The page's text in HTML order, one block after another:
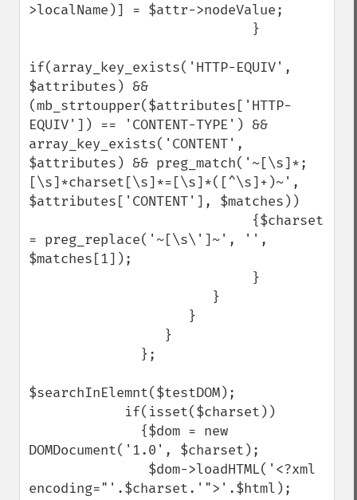
>localName)] = $attr->nodeValue;
if(array_key_exists('HTTP-EQUIV',
$attributes) &&
(mb_strtoupper($attributes['HTTP-
EQUIV']) == 'CONTENT-TYPE') &&
array_key_exists('CONTENT',
$attributes) && preg_match('~[\s]*;
[\s]*charset[\s]*=[\s]*([^\s]+)~',
$attributes['CONTENT'], $matches))
= preg_replace('~[\s\']~', '',
$matches[1]);
$searchInElemnt($testDOM);
DOMDocument('1.0', $charset);
encoding="'.$charset.'">'.$html);